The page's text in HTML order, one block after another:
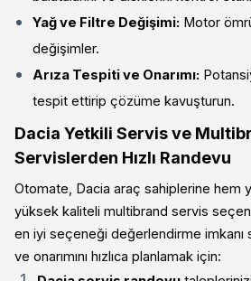
Yağ ve Filtre Değişimi: Motor
değişimler.
Arıza Tespiti ve Onarımı:
tespit ettirip çözüme kavuşturun.
Dacia Yetkili Servis ve
Servislerden Hızlı Randevu
Otomate, Dacia araç sahiplerine hem
yüksek kaliteli multibrand servis
en iyi seçeneği değerlendirme imkanı
ve onarımını hızlıca planlamak için: